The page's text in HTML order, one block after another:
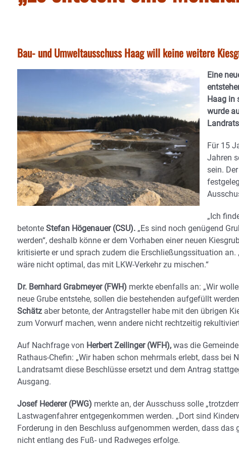
Bau- und Umweltausschuss Haag will keine weitere
Eine
Haag in
wurde
Für 15
Jahren
sein.
„Ich
betonte Stefan Högenauer (CSU). „Es sind noch genügend
werden“, deshalb könne er dem Vorhaben einer neuen
kritisierte er und sprach zudem die Erschließungssituation
wäre nicht optimal, das mit LKW-Verkehr zu mischen.“
Dr. Bernhard Grabmeyer (FWH) merkte ebenfalls an: „Wir
neue Grube entstehe, sollen die bestehenden aufgefüllt
Schätz aber betonte, der Antragsteller habe mit den übrigen
zum Vorwurf machen, wenn andere nicht rechtzeitig
Auf Nachfrage von Herbert Zeilinger (WFH), was die
Rathaus-Chefin: „Wir haben schon mehrmals erlebt, dass bei
Landratsamt diese Beschlüsse ersetzt und dem Antrag
Ausgang.
Josef Hederer (PWG) merkte an, der Ausschuss solle
Lastwagenfahrer entgegenkommen werden. „Dort sind
Forderung in den Beschluss aufgenommen werden, dass
nicht entlang des Fuß- und Radweges erfolge.